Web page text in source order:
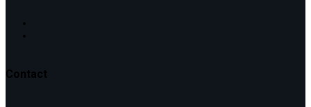
Contact